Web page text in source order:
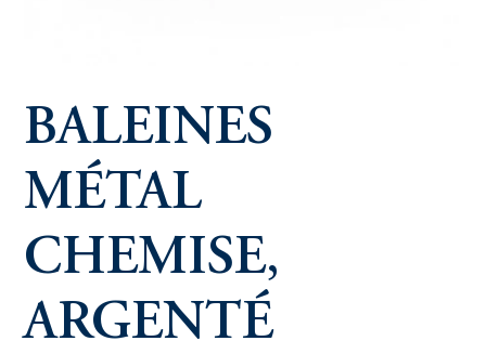
BALEINES
MÉTAL
CHEMISE,
ARGENTÉ